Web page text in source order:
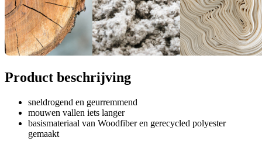
Product beschrijving
sneldrogend en geurremmend
mouwen vallen iets langer
basismateriaal van Woodfiber en gerecycled polyester
gemaakt